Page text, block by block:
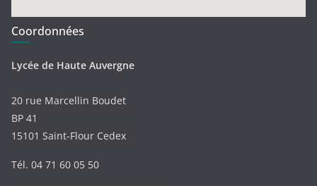
Coordonnées
Lycée de Haute Auvergne
20 rue Marcellin Boudet
BP 41
15101 Saint-Flour Cedex
Tél. 04 71 60 05 50